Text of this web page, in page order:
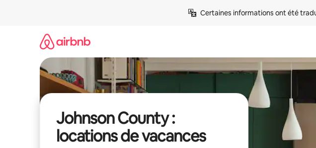
Certaines informations ont été
Johnson County :
locations de vacances